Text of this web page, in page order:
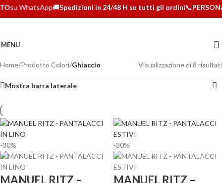
su WhatsApp🚚Spedizioni in 24/48 H su tutti gli ordini📞
MENU
Home/Prodotto Colori/Ghiaccio Visualizzazione di 8 risultati
Mostra barra laterale
-30%
MANUEL RITZ –
-30%
MANUEL RITZ –